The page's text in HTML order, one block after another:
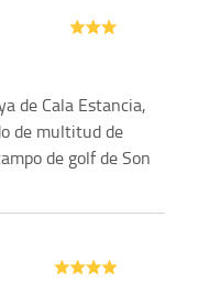
de Cala Estancia,
de multitud de
de golf de Son